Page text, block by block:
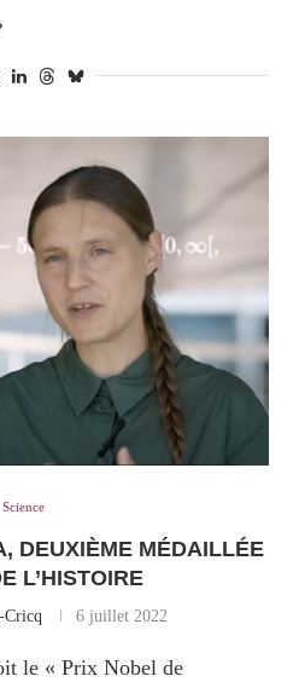
Science
DEUXIÈME MÉDAILLÉE
L’HISTOIRE
Cricq 6 juillet 2022
le « Prix Nobel de